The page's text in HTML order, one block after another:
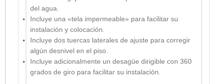
del agua.
Incluye una «tela impermeable» para facilitar su
instalación y colocación.
Incluye dos tuercas laterales de ajuste para corregir
algún desnivel en el piso.
Incluye adicionalmente un desagüe dirigible con 360
grados de giro para facilitar su instalación.